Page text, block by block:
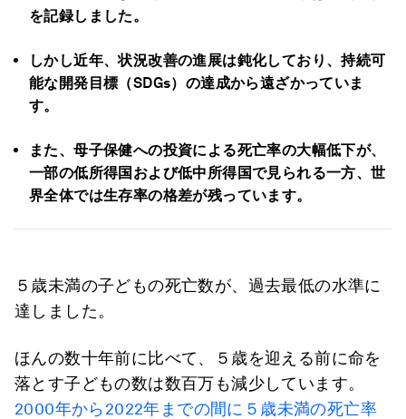
を記録しました。
しかし近年、状況改善の進展は鈍化しており、持続可
能な開発目標（SDGs）の達成から遠ざかっていま
す。
また、母子保健への投資による死亡率の大幅低下が、
一部の低所得国および低中所得国で見られる一方、世
界全体では生存率の格差が残っています。
５歳未満の子どもの死亡数が、過去最低の水準に
達しました。
ほんの数十年前に比べて、５歳を迎える前に命を
落とす子どもの数は数百万も減少しています。
2000年から2022年までの間に５歳未満の死亡率